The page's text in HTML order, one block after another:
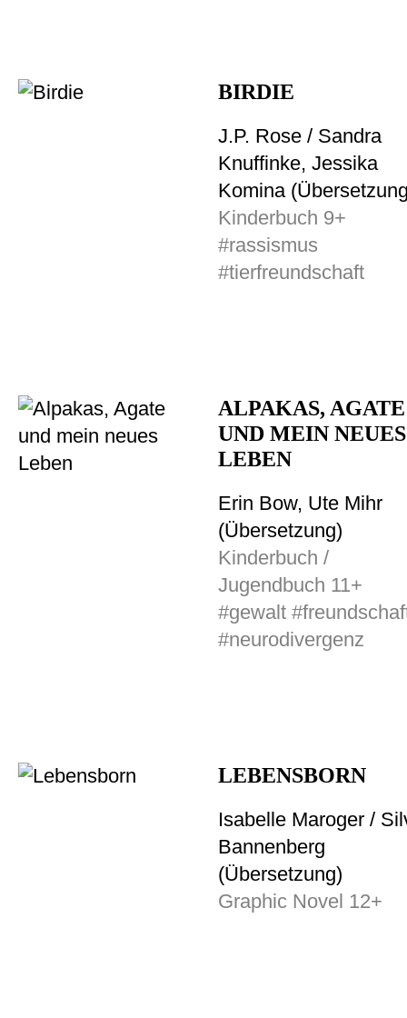
BIRDIE
J.P. Rose / Sandra
Knuffinke, Jessika
Komina
Kinderbuch 9+
#rassismus
#tierfreundschaft
ALPAKAS, AGATE
UND MEIN NEUES
LEBEN
Erin Bow, Ute Mihr
(Übersetzung)
Kinderbuch /
Jugendbuch 11+
#gewalt
#neurodivergenz
LEBENSBORN
Isabelle Maroger /
Bannenberg
(Übersetzung)
Graphic Novel 12+